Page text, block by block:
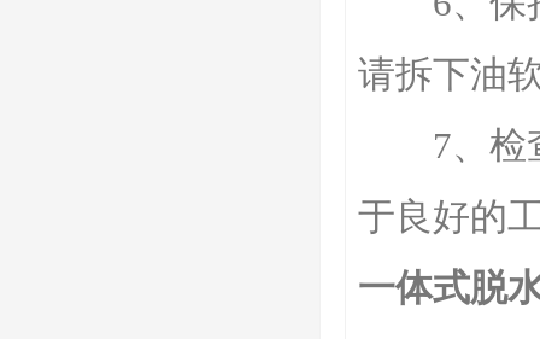
请拆下油
7、检查
于良好的
一体式脱